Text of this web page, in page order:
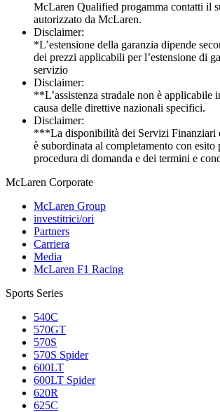
McLaren Qualified progamma contatti il
autorizzato da McLaren.
Disclaimer:
*L’estensione della garanzia dipende
dei prezzi applicabili per l’estensione di
servizio
Disclaimer:
**L’assistenza stradale non è applicabile
causa delle direttive nazionali specifici.
Disclaimer:
***La disponibilità dei Servizi Finanziari
è subordinata al completamento con esito
procedura di domanda e dei termini e
McLaren Corporate
McLaren Group
investitrici/ori
Partners
Carriera
Media
McLaren F1 Racing
Sports Series
540C
570GT
570S
570S Spider
600LT
600LT Spider
620R
625C